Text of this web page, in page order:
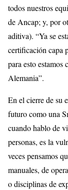
todos nuestros
de Ancap; y, por
aditiva). “Ya se
certificación capa
para esto
Alemania”.
En el cierre de su
futuro como una
cuando hablo de
personas, es la
veces pensamos
manuales, de
o disciplinas de